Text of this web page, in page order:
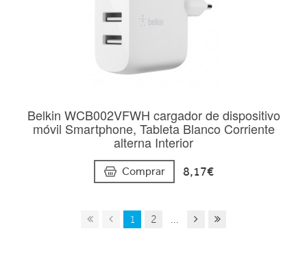
Belkin WCB002VFWH cargador de dispositivo
móvil Smartphone, Tableta Blanco Corriente
alterna Interior
Comprar 8,17€
1 2 ...